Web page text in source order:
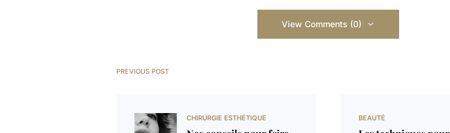
View Comments (0)
PREVIOUS POST
CHIRURGIE ESTHÉTIQUE BEAUTÉ